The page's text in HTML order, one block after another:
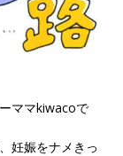
ママkiwacoで
妊娠をナメきっ